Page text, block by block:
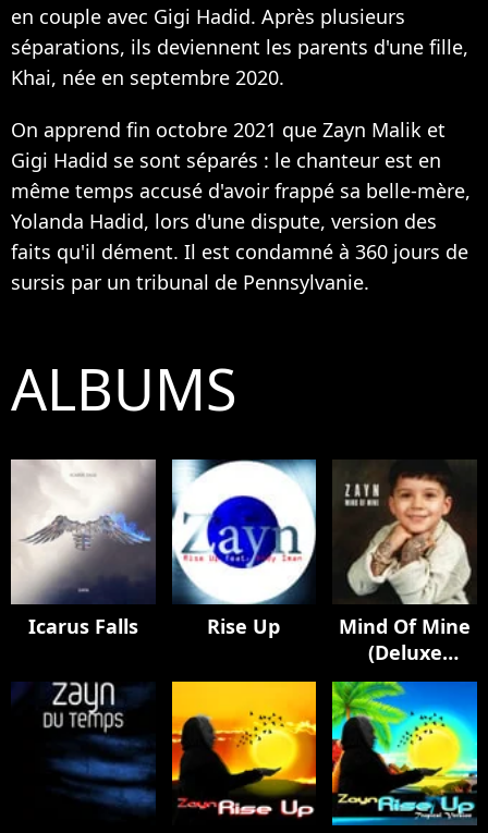
en couple avec Gigi Hadid. Après plusieurs
séparations, ils deviennent les parents d'une fille,
Khai, née en septembre 2020.
On apprend fin octobre 2021 que Zayn Malik et
Gigi Hadid se sont séparés : le chanteur est en
même temps accusé d'avoir frappé sa belle-mère,
Yolanda Hadid, lors d'une dispute, version des
faits qu'il dément. Il est condamné à 360 jours de
sursis par un tribunal de Pennsylvanie.
ALBUMS
Icarus Falls Rise Up
Mind Of Mine
(Deluxe
Edition)